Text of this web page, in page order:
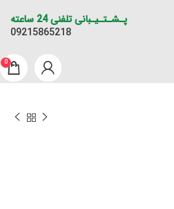
پـشـتـیـبانی تلفنی 24 ساعته
09215865218
0